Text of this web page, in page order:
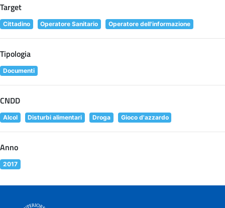
Target
Cittadino Operatore Sanitario Operatore dell'informazione
Tipologia
Documenti
CNDD
Alcol Disturbi alimentari Droga Gioco d'azzardo
Anno
2017